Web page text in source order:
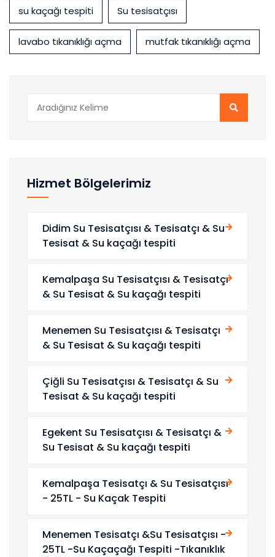
su kaçağı tespiti Su tesisatçısı
lavabo tıkanıklığı açma mutfak tıkanıklığı açma
Hizmet Bölgelerimiz
Didim Su Tesisatçısı & Tesisatçı & Su
Tesisat & Su kaçağı tespiti
Kemalpaşa Su Tesisatçısı & Tesisatçı
& Su Tesisat & Su kaçağı tespiti
Menemen Su Tesisatçısı & Tesisatçı
& Su Tesisat & Su kaçağı tespiti
Çiğli Su Tesisatçısı & Tesisatçı & Su
Tesisat & Su kaçağı tespiti
Egekent Su Tesisatçısı & Tesisatçı &
Su Tesisat & Su kaçağı tespiti
Kemalpaşa Tesisatçı & Su Tesisatçısı
- 25TL - Su Kaçak Tespiti
Menemen Tesisatçı &Su Tesisatçısı -
25TL -Su Kaçaçağı Tespiti -Tıkanıklık